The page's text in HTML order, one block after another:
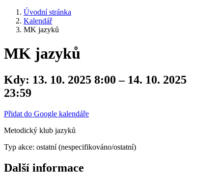
Úvodní stránka
Kalendář
MK jazyků
MK jazyků
Kdy: 13. 10. 2025 8:00 – 14. 10. 2025
23:59
Přidat do Google kalendáře
Metodický klub jazyků
Typ akce: ostatní (nespecifikováno/ostatní)
Další informace